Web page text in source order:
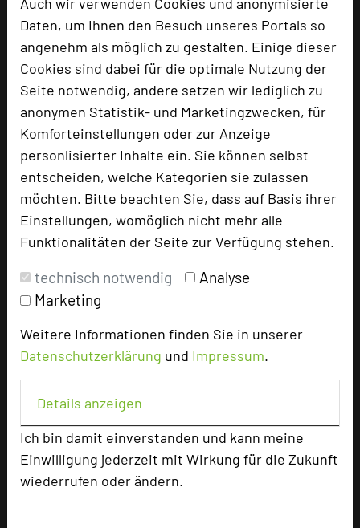
Daten, um Ihnen den Besuch unseres Portals so
angenehm als möglich zu gestalten. Einige dieser
Cookies sind dabei für die optimale Nutzung der
Seite notwendig, andere setzen wir lediglich zu
anonymen Statistik- und Marketingzwecken, für
Komforteinstellungen oder zur Anzeige
personlisierter Inhalte ein. Sie können selbst
entscheiden, welche Kategorien sie zulassen
möchten. Bitte beachten Sie, dass auf Basis ihrer
Einstellungen, womöglich nicht mehr alle
Funktionalitäten der Seite zur Verfügung stehen.
technisch notwendig
Analyse
Marketing
Weitere Informationen finden Sie in unserer
Datenschutzerklärung und Impressum.
Details anzeigen
Ich bin damit einverstanden und kann meine
Einwilligung jederzeit mit Wirkung für die Zukunft
wiederrufen oder ändern.
add_circle
Bewertung
Tagungsleiter
Tagungsteilnehmer
Hotel bewerten
Hoteldaten
Max. Tagungskapazität (Personen)
U-Form
Parlamentarisch
Reihenbestuhlung
Tagungsräume
11
Ausstellungsfläche
Zimmer
71